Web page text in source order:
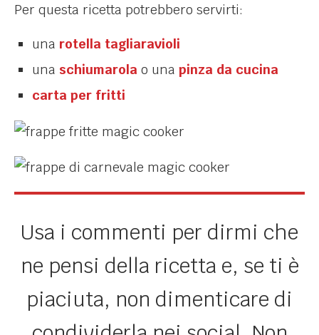
Per questa ricetta potrebbero servirti:
una rotella tagliaravioli
una schiumarola o una pinza da cucina
carta per fritti
Usa i commenti per dirmi che
ne pensi della ricetta e, se ti è
piaciuta, non dimenticare di